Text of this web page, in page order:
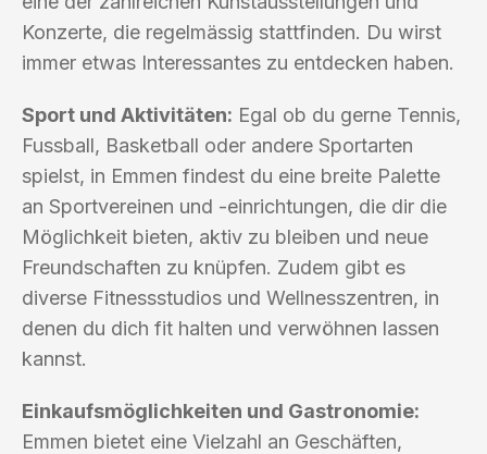
Konzerte, die regelmässig stattfinden. Du wirst
immer etwas Interessantes zu entdecken haben.
Sport und Aktivitäten: Egal ob du gerne Tennis,
Fussball, Basketball oder andere Sportarten
spielst, in Emmen findest du eine breite Palette
an Sportvereinen und -einrichtungen, die dir die
Möglichkeit bieten, aktiv zu bleiben und neue
Freundschaften zu knüpfen. Zudem gibt es
diverse Fitnessstudios und Wellnesszentren, in
denen du dich fit halten und verwöhnen lassen
kannst.
Einkaufsmöglichkeiten und Gastronomie:
Emmen bietet eine Vielzahl an Geschäften,